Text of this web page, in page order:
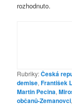
rozhodnuto.
Rubriky:Česká
demise,František
Martin Pecina,
občanů-Zemanovci